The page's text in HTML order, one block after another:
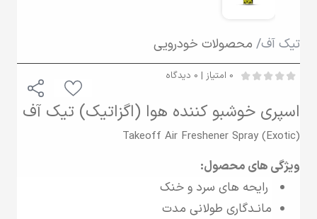
تیک آف/ محصولات خودرویی
0 امتیاز | 0 دیدگاه
اسپری خوشبو کننده هوا (اگزاتیک) تیک آف
Takeoff Air Freshener Spray (Exotic)
ویژگی های محصول:
رایحه های سرد و خنک
مانـدگاری طولانی مدت